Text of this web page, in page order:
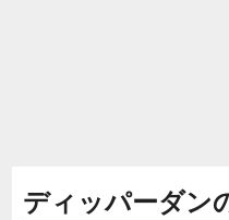
ディッパーダン